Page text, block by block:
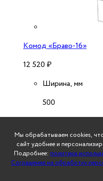
Комод «Браво-16»
12 520 ₽
Ширина, мм
500
1350
Глубина, мм
Мы обрабатываем cookies,
сайт удобнее и
Подробнее:политика
Соглашение на обработку